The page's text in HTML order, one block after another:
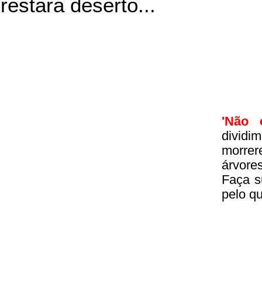
restará deserto...
'Não
Faça
pelo